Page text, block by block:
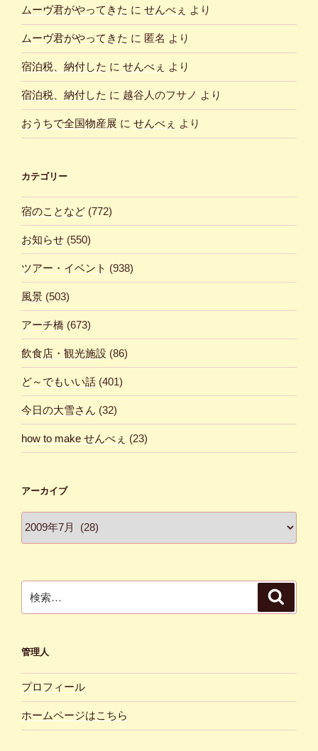
ムーヴ君がやってきた に せんべぇ より
ムーヴ君がやってきた に 匿名 より
宿泊税、納付した に せんべぇ より
宿泊税、納付した に 越谷人のフサノ より
おうちで全国物産展 に せんべぇ より
カテゴリー
宿のことなど (772)
お知らせ (550)
ツアー・イベント (938)
風景 (503)
アーチ橋 (673)
飲食店・観光施設 (86)
ど～でもいい話 (401)
今日の大雪さん (32)
how to make せんべぇ (23)
アーカイブ
索:
管理人
プロフィール
ホームページはこちら